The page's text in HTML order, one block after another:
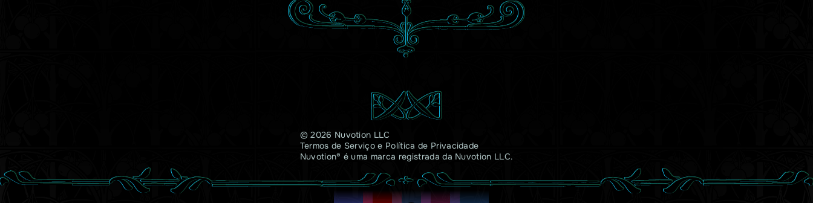
© 2026 Nuvotion LLC
Termos de Serviço e Política de Privacidade
Nuvotion® é uma marca registrada da Nuvotion LLC.